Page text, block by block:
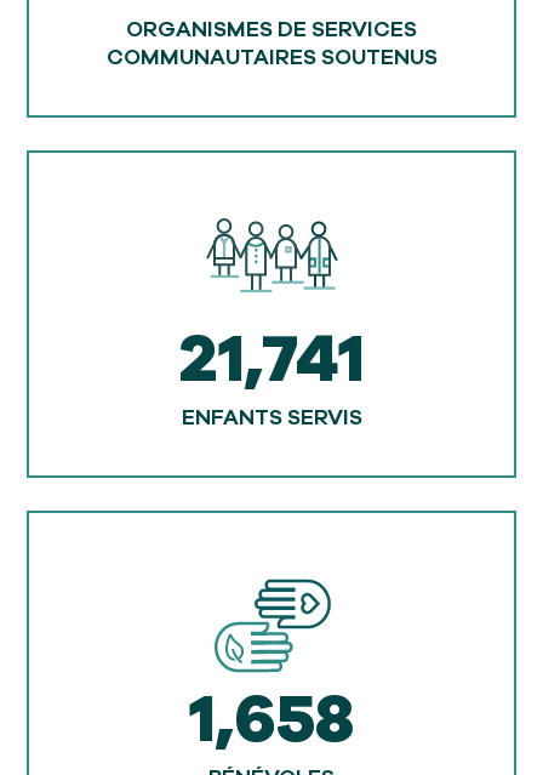
ORGANISMES DE SERVICES
COMMUNAUTAIRES SOUTENUS
21,741
ENFANTS SERVIS
1,658